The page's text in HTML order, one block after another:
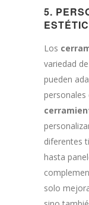
5.
Los
variedad
pueden
personales
diferentes
hasta
solo